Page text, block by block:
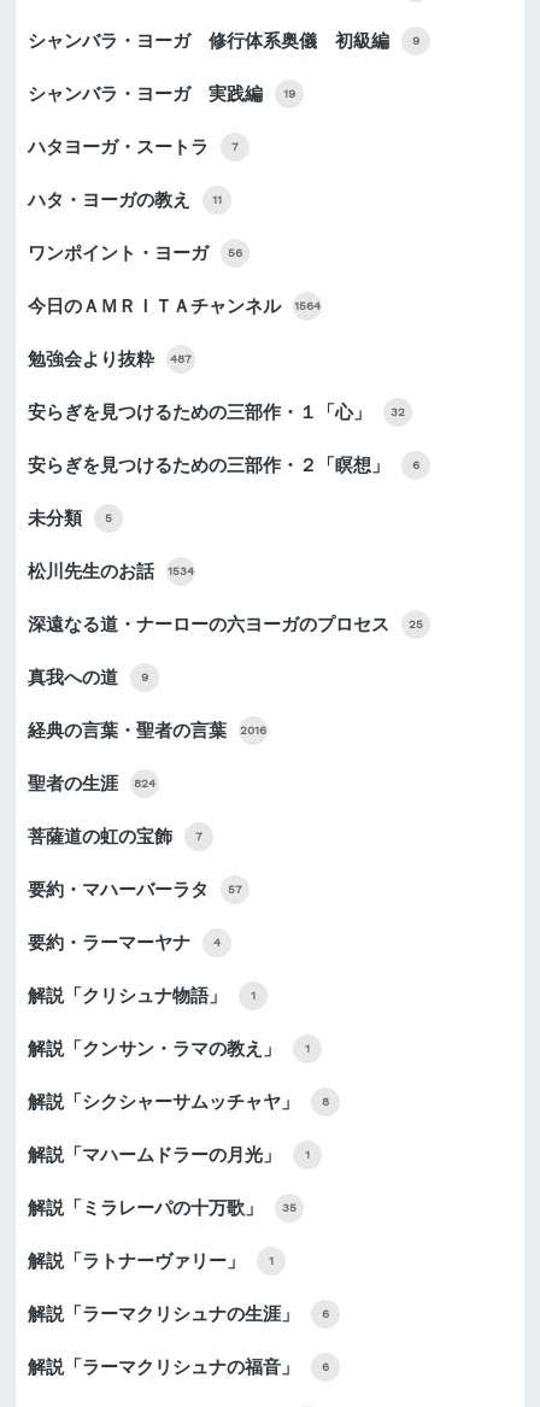
シャンバラ・ヨーガ 修行体系奥儀 初級編 9
シャンバラ・ヨーガ 実践編 19
ハタヨーガ・スートラ 7
ハタ・ヨーガの教え 11
ワンポイント・ヨーガ 56
今日のＡＭＲＩＴＡチャンネル 1564
勉強会より抜粋 487
安らぎを見つけるための三部作・１「心」 32
安らぎを見つけるための三部作・２「瞑想」 6
未分類 5
松川先生のお話 1534
深遠なる道・ナーローの六ヨーガのプロセス 25
真我への道 9
経典の言葉・聖者の言葉 2016
聖者の生涯 824
菩薩道の虹の宝飾 7
要約・マハーバーラタ 57
要約・ラーマーヤナ 4
解説「クリシュナ物語」 1
解説「クンサン・ラマの教え」 1
解説「シクシャーサムッチャヤ」 8
解説「マハームドラーの月光」 1
解説「ミラレーパの十万歌」 35
解説「ラトナーヴァリー」 1
解説「ラーマクリシュナの生涯」 6
解説「ラーマクリシュナの福音」 6